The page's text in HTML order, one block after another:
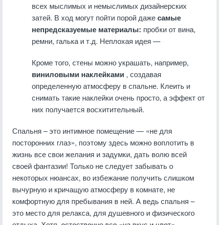
всех мыслимых и немыслимых дизайнерских
затей. В ход могут пойти порой дажесамые
непредсказуемые материалы: пробки от вина,
ремни, галька и т.д. Неплохая идея —
Кроме того, стены можно украшать, например,
виниловыми наклейками , создавая
определенную атмосферу в спальне. Клеить и
снимать такие наклейки очень просто, а эффект от
них получается восхитительный.
Спальня – это интимное помещение — «не для
посторонних глаз», поэтому здесь можно воплотить в
жизнь все свои желания и задумки, дать волю всей
своей фантазии! Только не следует забывать о
некоторых нюансах, во избежание получить слишком
вычурную и кричащую атмосферу в комнате, не
комфортную для пребывания в ней. А ведь спальня –
это место для релакса, для душевного и физического